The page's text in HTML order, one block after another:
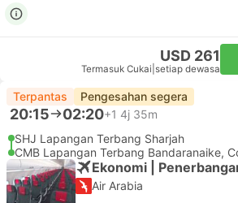
USD 261
Termasuk Cukai setiap dewasa
Terpantas Pengesahan segera
20:15 02:20+1 4j 35m
SHJ Lapangan Terbang Sharjah
Ekonomi |
Air Arabia